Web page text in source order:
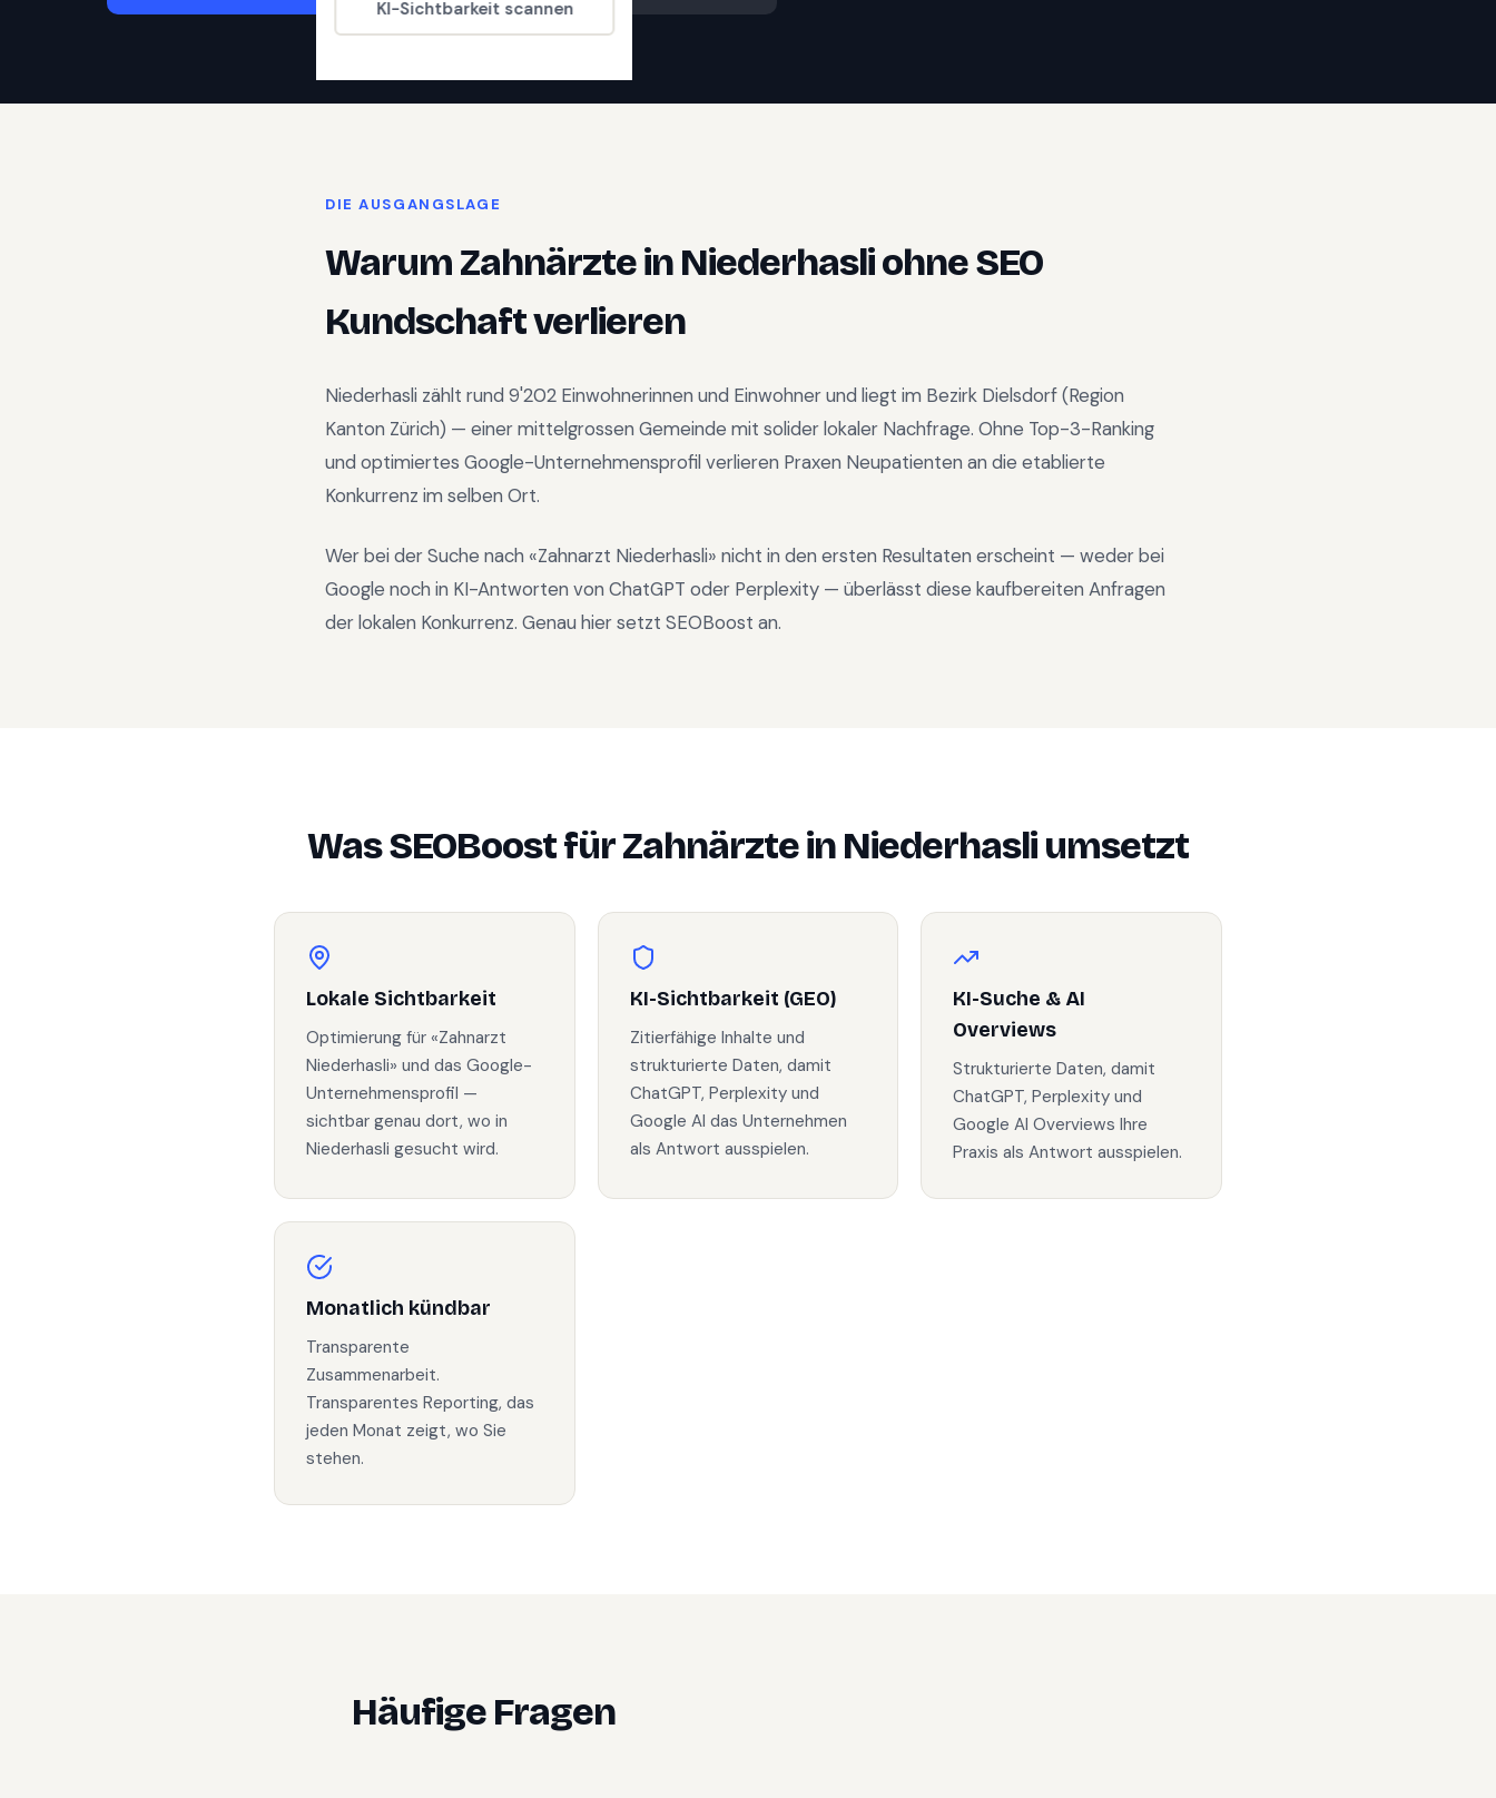
KI-Sichtbarkeit scannen
DIE AUSGANGSLAGE
Warum Zahnärztein Niederhasliohne SEO
Kundschaft verlieren
Niederhasli zählt rund 9'202 Einwohnerinnen und Einwohner und liegt im Bezirk Dielsdorf(Region
Kanton Zürich) — einer mittelgrossen Gemeinde mit solider lokaler Nachfrage. Ohne Top-3-Ranking
und optimiertes Google-Unternehmensprofil verlieren Praxen Neupatienten an die etablierte
Konkurrenz im selben Ort.
Wer bei der Suche nach «Zahnarzt Niederhasli» nicht in den ersten Resultaten erscheint — weder bei
Google noch in KI-Antworten von ChatGPT oder Perplexity — überlässt diese kaufbereiten Anfragen
der lokalen Konkurrenz. Genau hier setzt SEOBoost an.
Was SEOBoost fürZahnärztein Niederhasliumsetzt
Lokale Sichtbarkeit
Optimierung für «Zahnarzt
Niederhasli» und das Google-
Unternehmensprofil —
sichtbar genau dort, wo in
Niederhasli gesucht wird.
KI-Sichtbarkeit (GEO)
Zitierfähige Inhalte und
strukturierte Daten, damit
ChatGPT, Perplexity und
Google AI das Unternehmen
als Antwort ausspielen.
KI-Suche & AI
Overviews
Strukturierte Daten, damit
ChatGPT, Perplexity und
Google AI Overviews Ihre
Praxis als Antwort ausspielen.
Monatlich kündbar
Transparente
Zusammenarbeit.
Transparentes Reporting, das
jeden Monat zeigt, wo Sie
stehen.
Häufige Fragen